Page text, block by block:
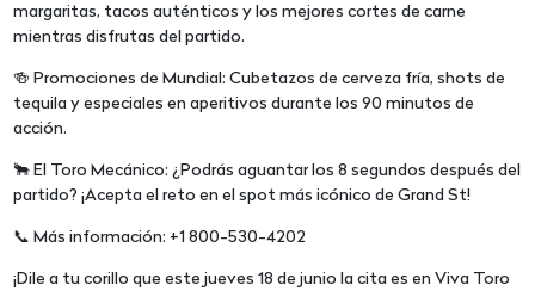
margaritas, tacos auténticos y los mejores cortes de carne
mientras disfrutas del partido.
🍻 Promociones de Mundial: Cubetazos de cerveza fría, shots de
tequila y especiales en aperitivos durante los 90 minutos de
acción.
🐂 El Toro Mecánico: ¿Podrás aguantar los 8 segundos después del
partido? ¡Acepta el reto en el spot más icónico de Grand St!
📞 Más información: +1 800-530-4202
¡Dile a tu corillo que este jueves 18 de junio la cita es en Viva Toro